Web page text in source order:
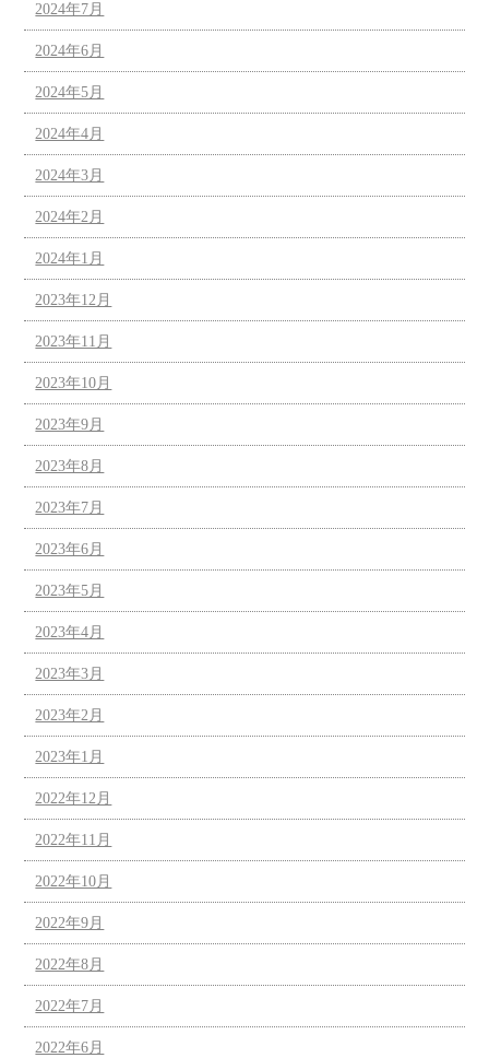
2024年7月
2024年6月
2024年5月
2024年4月
2024年3月
2024年2月
2024年1月
2023年12月
2023年11月
2023年10月
2023年9月
2023年8月
2023年7月
2023年6月
2023年5月
2023年4月
2023年3月
2023年2月
2023年1月
2022年12月
2022年11月
2022年10月
2022年9月
2022年8月
2022年7月
2022年6月